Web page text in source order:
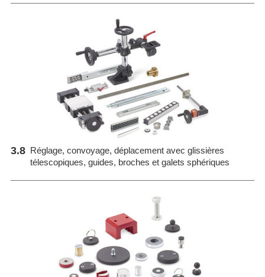
3.8 Réglage, convoyage, déplacement avec glissières
télescopiques, guides, broches et galets sphériques